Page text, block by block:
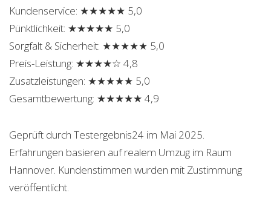
Kundenservice: ★★★★★ 5,0
Pünktlichkeit: ★★★★★ 5,0
Sorgfalt & Sicherheit: ★★★★★ 5,0
Preis-Leistung: ★★★★☆ 4,8
Zusatzleistungen: ★★★★★ 5,0
Gesamtbewertung: ★★★★★ 4,9
Geprüft durch Testergebnis24 im Mai 2025.
Erfahrungen basieren auf realem Umzug im Raum
Hannover. Kundenstimmen wurden mit Zustimmung
veröffentlicht.